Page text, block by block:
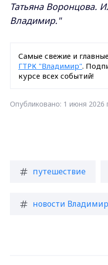
Татьяна Воронцова.
Владимир."
Самые свежие и
ГТРК "Владимир".
курсе всех событий!
Опубликовано: 1 июня 2026
путешествие
новости